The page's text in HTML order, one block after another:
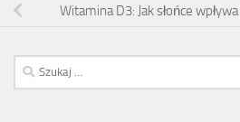
Witamina D3: Jak słońce
Szukaj: